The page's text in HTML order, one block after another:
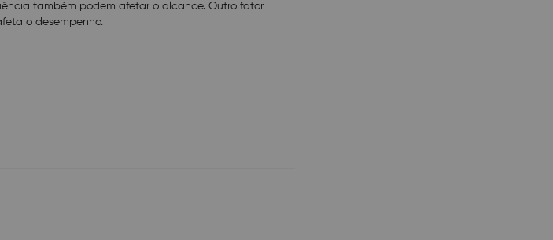
também podem afetar o alcance. Outro fator
o desempenho.